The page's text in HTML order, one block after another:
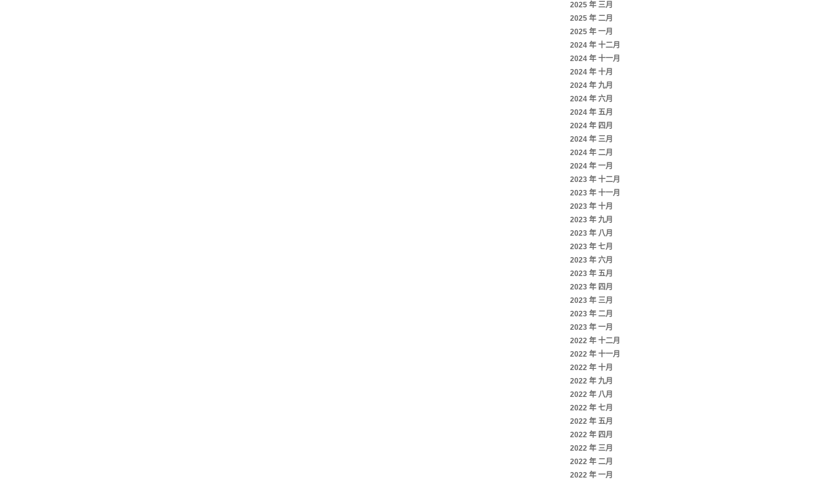
2025 年 三月
2025 年 二月
2025 年 一月
2024 年 十二月
2024 年 十一月
2024 年 十月
2024 年 九月
2024 年 六月
2024 年 五月
2024 年 四月
2024 年 三月
2024 年 二月
2024 年 一月
2023 年 十二月
2023 年 十一月
2023 年 十月
2023 年 九月
2023 年 八月
2023 年 七月
2023 年 六月
2023 年 五月
2023 年 四月
2023 年 三月
2023 年 二月
2023 年 一月
2022 年 十二月
2022 年 十一月
2022 年 十月
2022 年 九月
2022 年 八月
2022 年 七月
2022 年 五月
2022 年 四月
2022 年 三月
2022 年 二月
2022 年 一月